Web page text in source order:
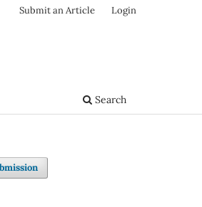
Search
Submit an Article Login